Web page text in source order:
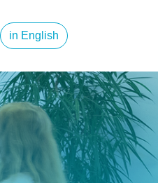
in English